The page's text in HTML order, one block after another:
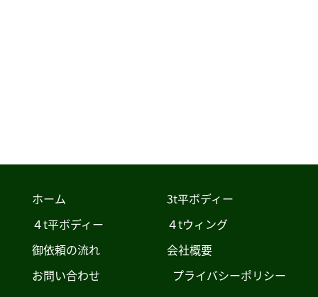
ホーム
3t平ボディー
４t平ボディー
４tウィング
御依頼の流れ
会社概要
お問い合わせ
プライバシーポリシー